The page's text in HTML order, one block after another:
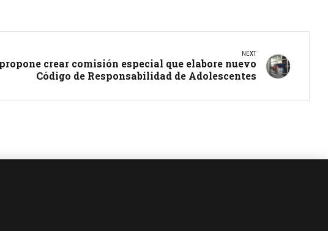
NEXT
crear comisión especial que elabore nuevo
Código de Responsabilidad de Adolescentes